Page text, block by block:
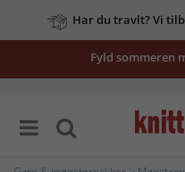
Har du travlt? Vi
Fyld sommeren